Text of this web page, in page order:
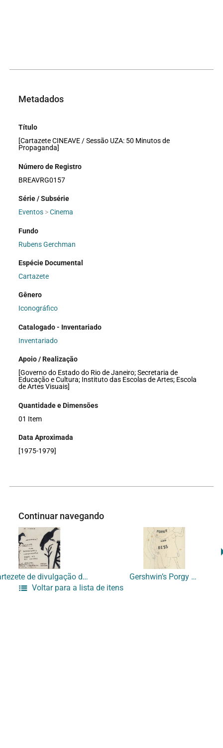
Metadados
Título
[Cartazete CINEAVE / Sessão UZA: 50 Minutos de
Propaganda]
Número de Registro
BREAVRG0157
Série / Subsérie
Eventos >Cinema
Fundo
Rubens Gerchman
Espécie Documental
Cartazete
Gênero
Iconográfico
Catalogado - Inventariado
Inventariado
Apoio / Realização
[Governo do Estado do Rio de Janeiro; Secretaria de
Educação e Cultura; Instituto das Escolas de Artes; Escola
de Artes Visuais]
Quantidade e Dimensões
01 Item
Data Aproximada
[1975-1979]
Continuar navegando
[Cartezete de divulgação do CINEAVE]
Gershwin’s Porgy and Bess
Voltar para a lista de itens